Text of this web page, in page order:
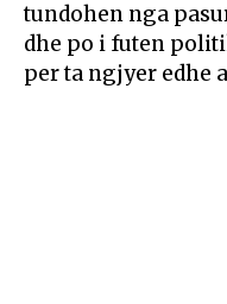
tundohen nga
dhe po i futen
per ta ngjyer edhe